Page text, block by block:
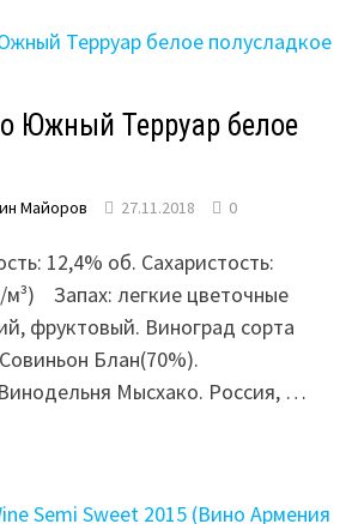
Южный Терруар белое
Майоров 27.11.2018 0
12,4% об. Сахаристость:
м³) ­­ Запах: легкие цветочные
фруктовый. Виноград сорта
Блан(70%).
Мысхако. Россия, …